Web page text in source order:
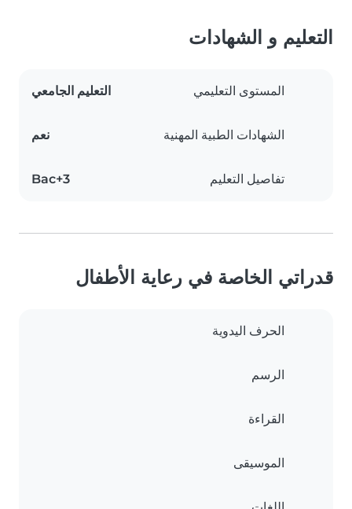
التعليم و الشهادات
المستوى التعليمي التعليم الجامعي
الشهادات الطبية المهنية نعم
تفاصيل التعليم Bac+3
قدراتي الخاصة في رعاية الأطفال
الحرف اليدوية
الرسم
القراءة
الموسيقى